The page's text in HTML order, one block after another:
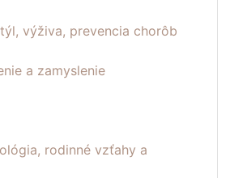
výživa, prevencia chorôb
a zamyslenie
rodinné vzťahy a